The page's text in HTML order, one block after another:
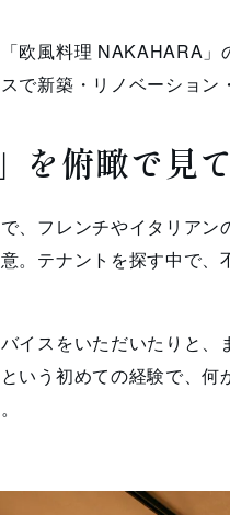
欧風料理 NAKAHARA」
で新築・リノベーション
を俯瞰で見
、フレンチやイタリアン
。テナントを探す中で
イスをいただいたりと、
という初めての経験で、